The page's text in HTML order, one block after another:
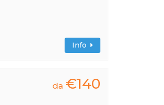
Info
da €140